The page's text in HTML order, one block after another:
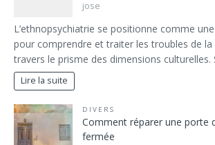
jose
L’ethnopsychiatrie se positionne comme
pour comprendre et traiter les troubles de
travers le prisme des dimensions culturelles.
Lire la suite
DIVERS
Comment réparer une porte
fermée